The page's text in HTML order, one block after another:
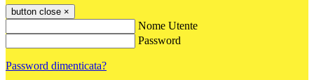
button close ×
Nome Utente
Password
Password dimenticata?